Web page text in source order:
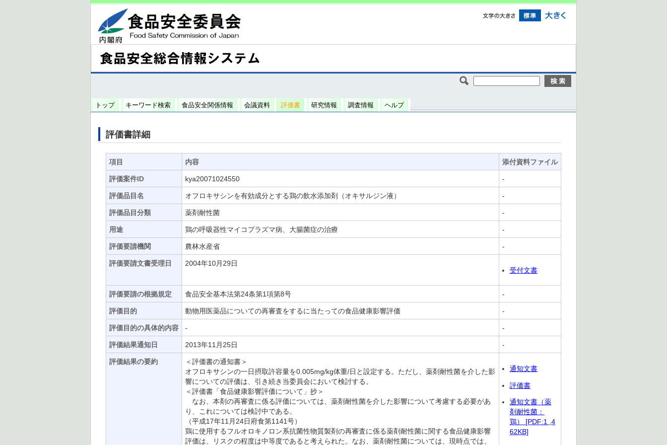
トップ キーワード検索 食品安全関係情報 会議資料 評価書 研究情報 調査情報 ヘルプ
評価書詳細
項目 内容 添付資料ファイル
評価案件ID kya20071024550 -
評価品目名 オフロキサシンを有効成分とする鶏の飲水添加剤（オキサルジン液） -
評価品目分類 薬剤耐性菌 -
用途 鶏の呼吸器性マイコプラズマ病、大腸菌症の治療 -
評価要請機関 農林水産省 -
評価要請文書受理日
2004年10月29日
受付文書
評価要請の根拠規定 食品安全基本法第24条第1項第8号 -
評価目的 動物用医薬品についての再審査をするに当たっての食品健康影響評価 -
評価目的の具体的内容 - -
評価結果通知日 2013年11月25日 -
評価結果の要約
＜評価書の通知書＞
オフロキサシンの一日摂取許容量を0.005mg/kg体重/日と設定する。ただし、薬剤耐性菌を介した影
響についての評価は、引き続き当委員会において検討する。
＜評価書「食品健康影響評価について」抄＞
なお、本剤の再審査に係る評価については、薬剤耐性菌を介した影響について考慮する必要があ
り、これについては検討中である。
（平成17年11月24日府食第1141号）
鶏に使用するフルオロキノロン系抗菌性物質製剤の再審査に係る薬剤耐性菌に関する食品健康影響
評価は、リスクの程度は中等度であると考えられた。なお、薬剤耐性菌については、現時点では、
通知文書
評価書
通知文書（薬
剤耐性菌：
鶏） [PDF:1 ,4
62KB]